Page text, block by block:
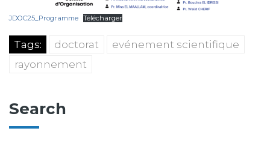
Search
JDOC25_Programme Télécharger
Tags: doctorat
evénement scientifique
rayonnement